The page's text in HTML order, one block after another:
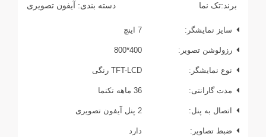
برند:تک نما دسته بندی: آیفون تصویری
سایز نمایشگر: 7 اینچ
رزولوشن تصویر: 400*800
نوع نمایشگر: TFT-LCD رنگی
مدت گارانتی: 36 ماهه تکنما
اتصال به پنل: 2 پنل آیفون تصویری
ضبط تصاویر: دارد